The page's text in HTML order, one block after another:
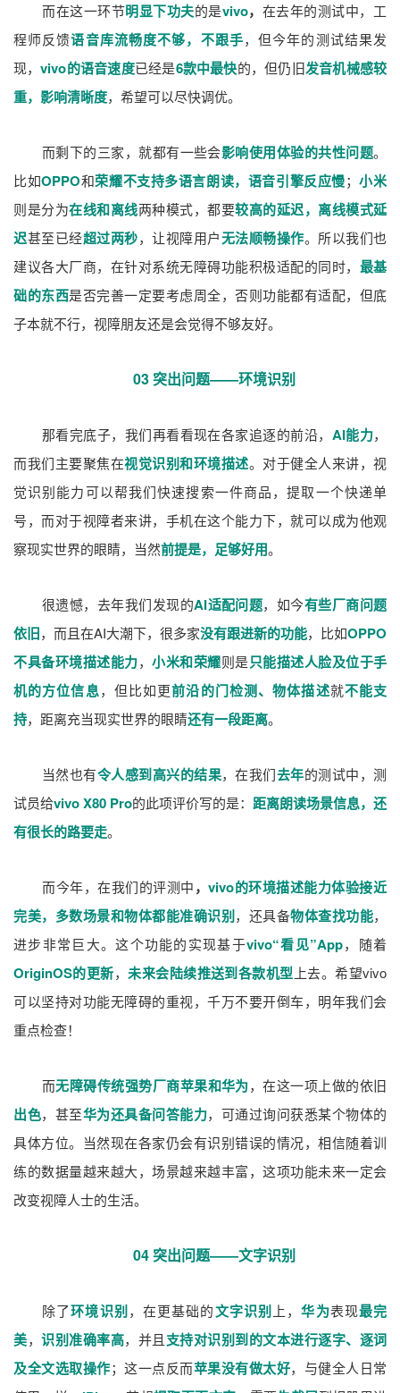
而在这一环节明显下功夫的是vivo， 在去年的测试中，工
程师反馈语音库流畅度不够，不跟手，但今年的测试结果发
现，vivo的语音速度已经是6款中最快的，但仍旧发音机械感较
重，影响清晰度，希望可以尽快调优。
而剩下的三家，就都有一些会影响使用体验的共性问题。
比如OPPO和荣耀不支持多语言朗读，语音引擎反应慢； 小米
则是分为在线和离线两种模式，都要较高的延迟，离线模式延
迟甚至已经超过两秒，让视障用户无法顺畅操作。所以我们也
建议各大厂商，在针对系统无障碍功能积极适配的同时， 最基
础的东西是否完善一定要考虑周全，否则功能都有适配，但底
子本就不行，视障朋友还是会觉得不够友好。
03 突出问题——环境识别
那看完底子，我们再看看现在各家追逐的前沿， AI能力，
而我们主要聚焦在视觉识别和环境描述。对于健全人来讲，视
觉识别能力可以帮我们快速搜索一件商品，提取一个快递单
号，而对于视障者来讲，手机在这个能力下，就可以成为他观
察现实世界的眼睛，当然前提是，足够好用。
很遗憾，去年我们发现的AI适配问题，如今有些厂商问题
依旧，而且在AI大潮下，很多家没有跟进新的功能，比如OPPO
不具备环境描述能力， 小米和荣耀则是只能描述人脸及位于手
机的方位信息，但比如更前沿的门检测、物体描述就不能支
持，距离充当现实世界的眼睛还有一段距离。
当然也有令人感到高兴的结果，在我们去年的测试中，测
试员给vivo X80 Pro的此项评价写的是： 距离朗读场景信息，还
有很长的路要走。
而今年，在我们的评测中，vivo的环境描述能力体验接近
完美，多数场景和物体都能准确识别，还具备物体查找功能，
进步非常巨大。这个功能的实现基于vivo“看见”App，随着
OriginOS的更新， 未来会陆续推送到各款机型 上去。希望vivo
可以坚持对功能无障碍的重视，千万不要开倒车，明年我们会
重点检查！
而无障碍传统强势厂商苹果和华为，在这一项上做的依旧
出色，甚至华为还具备问答能力，可通过询问获悉某个物体的
具体方位。当然现在各家仍会有识别错误的情况，相信随着训
练的数据量越来越大，场景越来越丰富，这项功能未来一定会
改变视障人士的生活。
04 突出问题——文字识别
除了环境识别，在更基础的文字识别 上，华为表现最完
美， 识别准确率高，并且 支持对识别到的文本进行逐字、逐词
及全文选取操作；这一点反而苹果没有做太好，与健全人日常